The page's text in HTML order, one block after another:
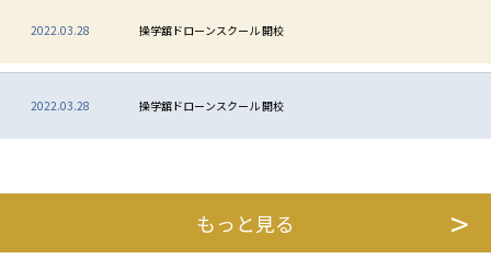
2022.03.28 操学舘ドローンスクール 開校
2022.03.28 操学舘ドローンスクール 開校
もっと見る